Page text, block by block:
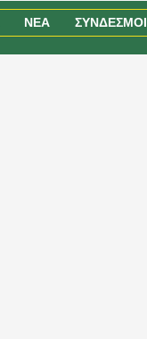
NEA ΣΥΝΔΕΣΜΟΙ